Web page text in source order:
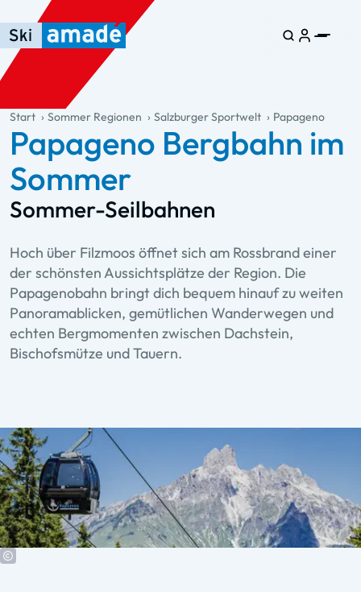
Zum Haupt-Inhalt springen
Springe zur Tabelle
Zur Haupt-Navigation springen
general.table-of-content
Start Sommer Regionen Salzburger Sportwelt Papageno
Papageno Bergbahn im
Sommer
Sommer-Seilbahnen
Hoch über Filzmoos öffnet sich am Rossbrand einer
der schönsten Aussichtsplätze der Region. Die
Papagenobahn bringt dich bequem hinauf zu weiten
Panoramablicken, gemütlichen Wanderwegen und
echten Bergmomenten zwischen Dachstein,
Bischofsmütze und Tauern.